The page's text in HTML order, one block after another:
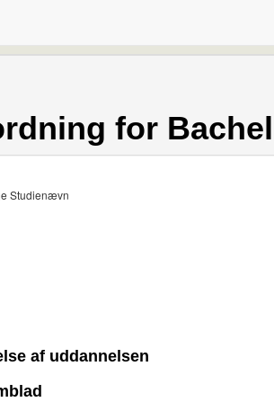
for
Studienævn
af uddannelsen